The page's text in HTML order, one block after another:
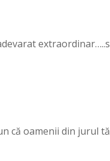
că oamenii din jurul